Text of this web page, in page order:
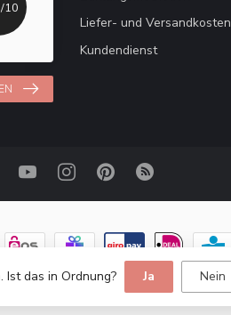
/10
Liefer- und Versandkosten
Kundendienst
2026 Haakpret / Häkelfreude
das in Ordnung? Ja Nein